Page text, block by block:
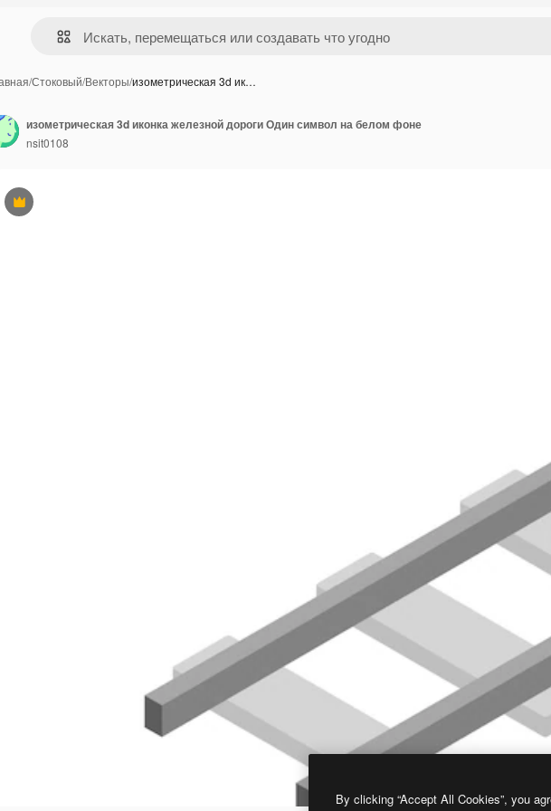
/Стоковый/Векторы/изометрическая 3d ик…
Премиум
изометрическая 3d иконка железной дороги Один символ на белом фоне
nsit0108
By clicking “Accept All Cookies”, you